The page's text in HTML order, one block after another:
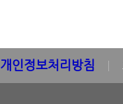
개인정보처리방침